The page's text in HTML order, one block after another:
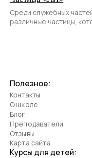
Среди служебных
различные частицы,
Полезное:
Контакты
О школе
Блог
Преподаватели
Отзывы
Карта сайта
Курсы для детей: